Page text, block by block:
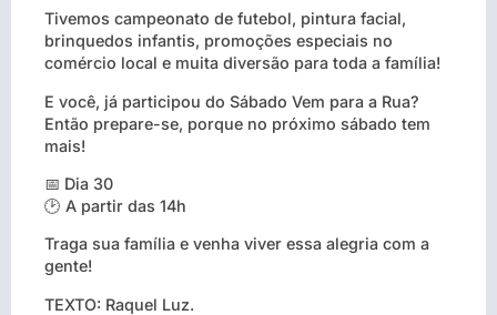
Tivemos campeonato de futebol, pintura facial,
brinquedos infantis, promoções especiais no
comércio local e muita diversão para toda a família!
E você, já participou do Sábado Vem para a Rua?
Então prepare-se, porque no próximo sábado tem
mais!
📅 Dia 30
🕑 A partir das 14h
Traga sua família e venha viver essa alegria com a
gente!
TEXTO: Raquel Luz.